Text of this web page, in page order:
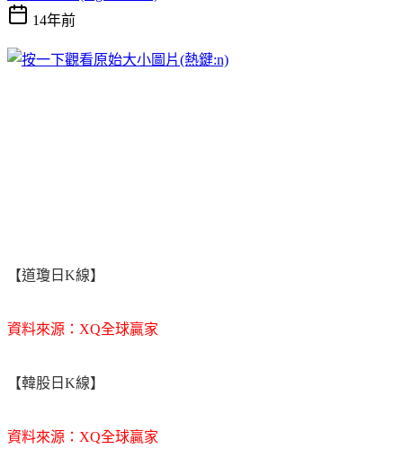
14年前
【道瓊日K線】
資料來源：XQ全球贏家
【韓股日K線】
資料來源：XQ全球贏家